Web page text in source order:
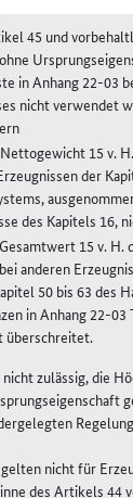
45 und
in Anhang 22-03
nicht verwendet
15 v.
der
des Kapitels 16,
15 v. H.
anderen
50 bis 63 des
in Anhang 22-
überschreitet.
zulässig, die
nicht für
des Artikels 44